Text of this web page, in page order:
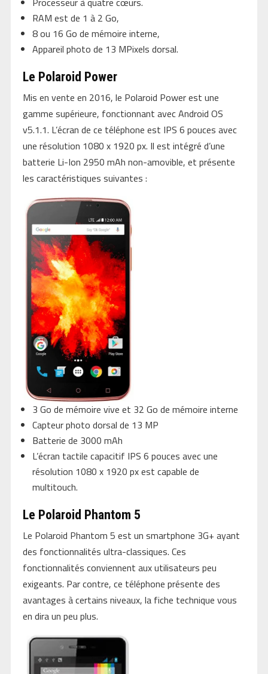
RAM est de 1 à 2 Go,
8 ou 16 Go de mémoire interne,
Appareil photo de 13 MPixels dorsal.
Le Polaroid Power
Mis en vente en 2016, le Polaroid Power est une
gamme supérieure, fonctionnant avec Android OS
v5.1.1. L’écran de ce téléphone est IPS 6 pouces avec
une résolution 1080 x 1920 px. Il est intégré d’une
batterie Li-Ion 2950 mAh non-amovible, et présente
les caractéristiques suivantes :
3 Go de mémoire vive et 32 Go de mémoire interne
Capteur photo dorsal de 13 MP
Batterie de 3000 mAh
L’écran tactile capacitif IPS 6 pouces avec une
résolution 1080 x 1920 px est capable de
multitouch.
Le Polaroid Phantom 5
Le Polaroid Phantom 5 est un smartphone 3G+ ayant
des fonctionnalités ultra-classiques. Ces
fonctionnalités conviennent aux utilisateurs peu
exigeants. Par contre, ce téléphone présente des
avantages à certains niveaux, la fiche technique vous
en dira un peu plus.